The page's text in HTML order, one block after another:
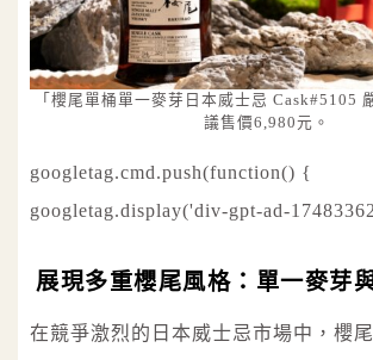
「櫻尾單桶單一麥芽日本威士忌 Cask#5105
議售價6,980元。
googletag.cmd.push(function() {
googletag.display('div-gpt-ad-
展現多重櫻尾風格：單一麥芽
在競爭激烈的日本威士忌市場中，櫻